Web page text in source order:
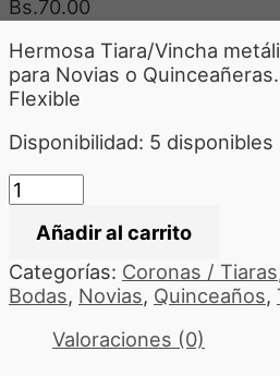
Bs.70.00
Hermosa Tiara/Vincha
para Novias o
Flexible
Disponibilidad: 5 disponibles
Añadir al carrito
Categorías: Coronas / Tiaras
Bodas, Novias, Quinceaños,
Valoraciones (0)